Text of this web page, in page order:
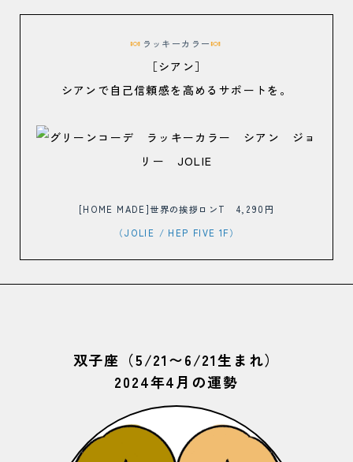
🍬 ラッキーカラー🍬
［シアン］
シアンで自己信頼感を高めるサポートを。
[HOME MADE]世界の挨拶ロンT 4,290円
（JOLIE / HEP FIVE 1F）
双子座（5/21〜6/21生まれ）
2024年4月の運勢